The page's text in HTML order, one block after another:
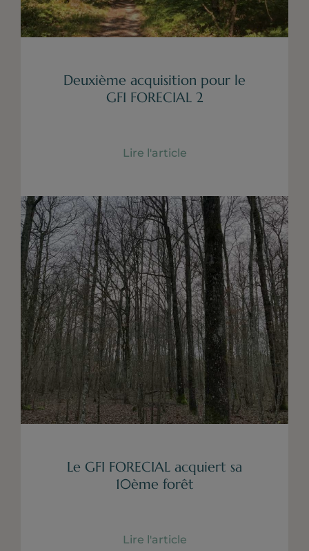
Deuxième acquisition pour le
GFI FORECIAL 2
Lire l'article
Le GFI FORECIAL acquiert sa
10ème forêt
Lire l'article